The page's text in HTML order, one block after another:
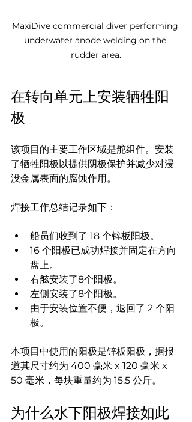
MaxiDive commercial diver performing
underwater anode welding on the
rudder area.
在转向单元上安装牺牲阳
极
该项目的主要工作区域是舵组件。安装
了牺牲阳极以提供阴极保护并减少对浸
没金属表面的腐蚀作用。
焊接工作总结记录如下：
船员们收到了 18 个锌板阳极。
16 个阳极已成功焊接并固定在方向
盘上。
右舷安装了8个阳极。
左侧安装了8个阳极。
由于安装位置不便，退回了 2 个阳
极。
本项目中使用的阳极是锌板阳极，据报
道其尺寸约为 400 毫米 x 120 毫米 x
50 毫米，每块重量约为 15.5 公斤。
为什么水下阳极焊接如此